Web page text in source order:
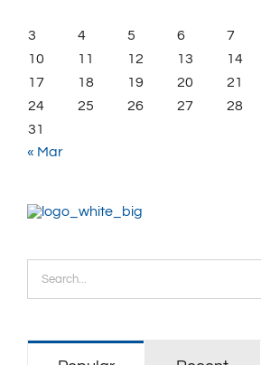
3
4 5 6 7
10
11 12 13 14
17
18 19 20 21
24
25 26 27 28
31
« Mar